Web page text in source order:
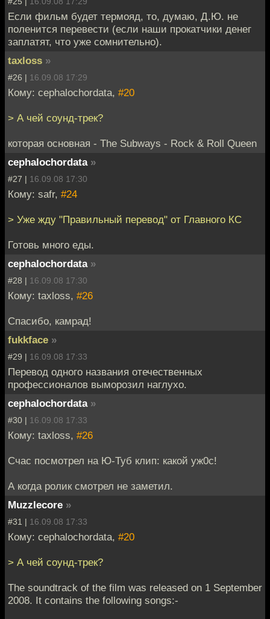
Если фильм будет термояд, то, думаю, Д.Ю. не
поленится перевести (если наши прокатчики денег
заплатят, что уже сомнительно).
taxloss »
#26 | 16.09.08 17:29
Кому: cephalochordata, #20
> А чей соунд-трек?
которая основная - The Subways - Rock & Roll Queen
cephalochordata »
#27 | 16.09.08 17:30
Кому: safr, #24
> Уже жду "Правильный перевод" от Главного КС
Готовь много еды.
cephalochordata »
#28 | 16.09.08 17:30
Кому: taxloss, #26
Спасибо, камрад!
fukkface »
#29 | 16.09.08 17:33
Перевод одного названия отечественных
профессионалов выморозил наглухо.
cephalochordata »
#30 | 16.09.08 17:33
Кому: taxloss, #26
Счас посмотрел на Ю-Туб клип: какой уж0с!
А когда ролик смотрел не заметил.
Muzzlecore »
#31 | 16.09.08 17:33
Кому: cephalochordata, #20
> А чей соунд-трек?
The soundtrack of the film was released on 1 September
2008. It contains the following songs:-